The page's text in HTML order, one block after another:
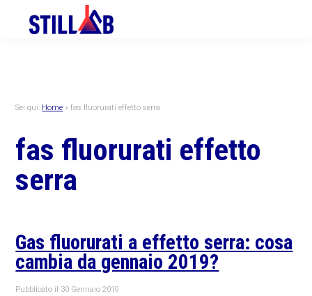
primary
primary
Sei qui: Home »fas fluorurati effetto serra
fas fluorurati effetto
serra
Gas fluorurati a effetto serra: cosa
cambia da gennaio 2019?
Pubblicato il 30 Gennaio 2019